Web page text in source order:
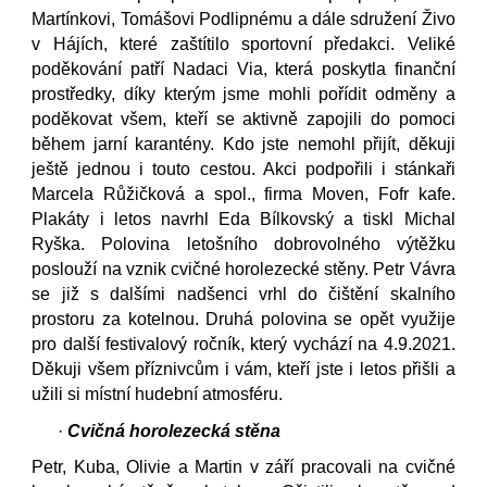
Martínkovi, Tomášovi Podlipnému a dále sdružení Živo
v Hájích, které zaštítilo sportovní předakci. Veliké
poděkování patří Nadaci Via, která poskytla finanční
prostředky, díky kterým jsme mohli pořídit odměny a
poděkovat všem, kteří se aktivně zapojili do pomoci
během jarní karantény. Kdo jste nemohl přijít, děkuji
ještě jednou i touto cestou. Akci podpořili i stánkaři
Marcela Růžičková a spol., firma Moven, Fofr kafe.
Plakáty i letos navrhl Eda Bílkovský a tiskl Michal
Ryška. Polovina letošního dobrovolného výtěžku
poslouží na vznik cvičné horolezecké stěny. Petr Vávra
se již s dalšími nadšenci vrhl do čištění skalního
prostoru za kotelnou. Druhá polovina se opět využije
pro další festivalový ročník, který vychází na 4.9.2021.
Děkuji všem příznivcům i vám, kteří jste i letos přišli a
užili si místní hudební atmosféru.
·Cvičná horolezecká stěna
Petr, Kuba, Olivie a Martin v září pracovali na cvičné